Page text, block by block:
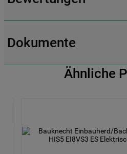
Dokumente
Ähnliche